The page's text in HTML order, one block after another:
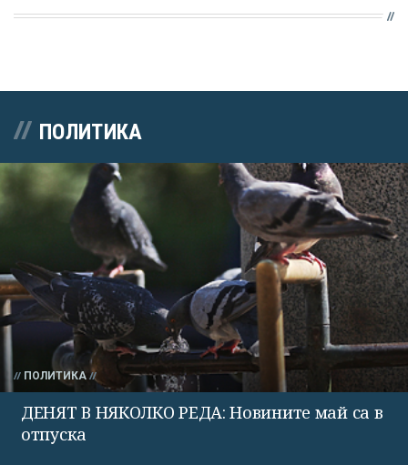
ПОЛИТИКА
ПОЛИТИКА
ДЕНЯТ В НЯКОЛКО РЕДА: Новините май са в
отпуска